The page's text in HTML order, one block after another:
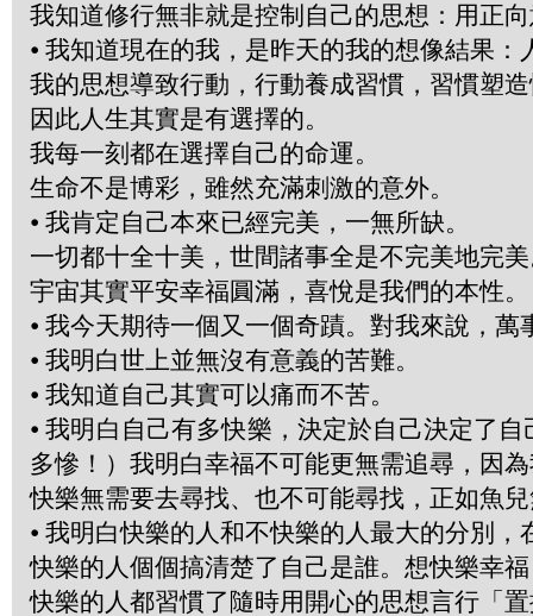
我知道修行無非就是控制自己的思想：用正
⦁ 我知道現在的我，是昨天的我的想像結果
我的思想導致行動，行動養成習慣，習慣塑
因此人生其實是有選擇的。
我每一刻都在選擇自己的命運。
生命不是博彩，雖然充滿刺激的意外。
⦁ 我肯定自己本來已經完美，一無所缺。
一切都十全十美，世間諸事全是不完美地完
宇宙其實平安幸福圓滿，喜悅是我們的本性
⦁ 我今天期待一個又一個奇蹟。對我來說，
⦁ 我明白世上並無沒有意義的苦難。
⦁ 我知道自己其實可以痛而不苦。
⦁ 我明白自己有多快樂，決定於自己決定了
多慘！）我明白幸福不可能更無需追尋，因
快樂無需要去尋找、也不可能尋找，正如魚
⦁ 我明白快樂的人和不快樂的人最大的分別，
快樂的人個個搞清楚了自己是誰。想快樂幸
快樂的人都習慣了隨時用開心的思想言行「